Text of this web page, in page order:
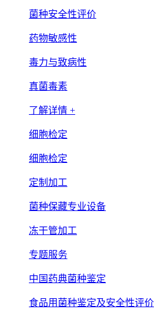
菌种安全性评价
药物敏感性
毒力与致病性
真菌毒素
了解详情 +
细胞检定
细胞检定
定制加工
菌种保藏专业设备
冻干管加工
专题服务
中国药典菌种鉴定
食品用菌种鉴定及安全性评价